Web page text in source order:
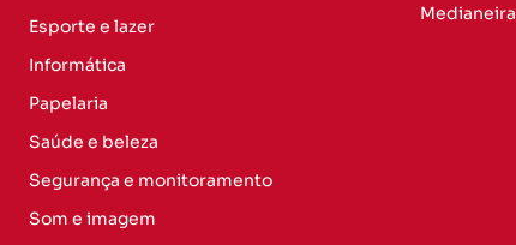
Esporte e lazer
Informática
Papelaria
Saúde e beleza
Segurança e monitoramento
Som e imagem
Medianeira